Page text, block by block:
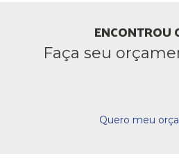
ENCONTROU
Faça seu
Quero meu